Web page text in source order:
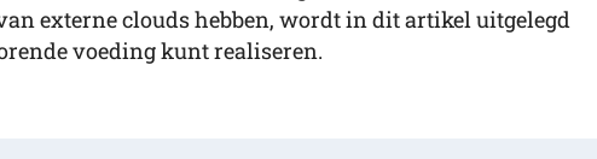
externe clouds hebben, wordt in dit artikel uitgelegd
voeding kunt realiseren.